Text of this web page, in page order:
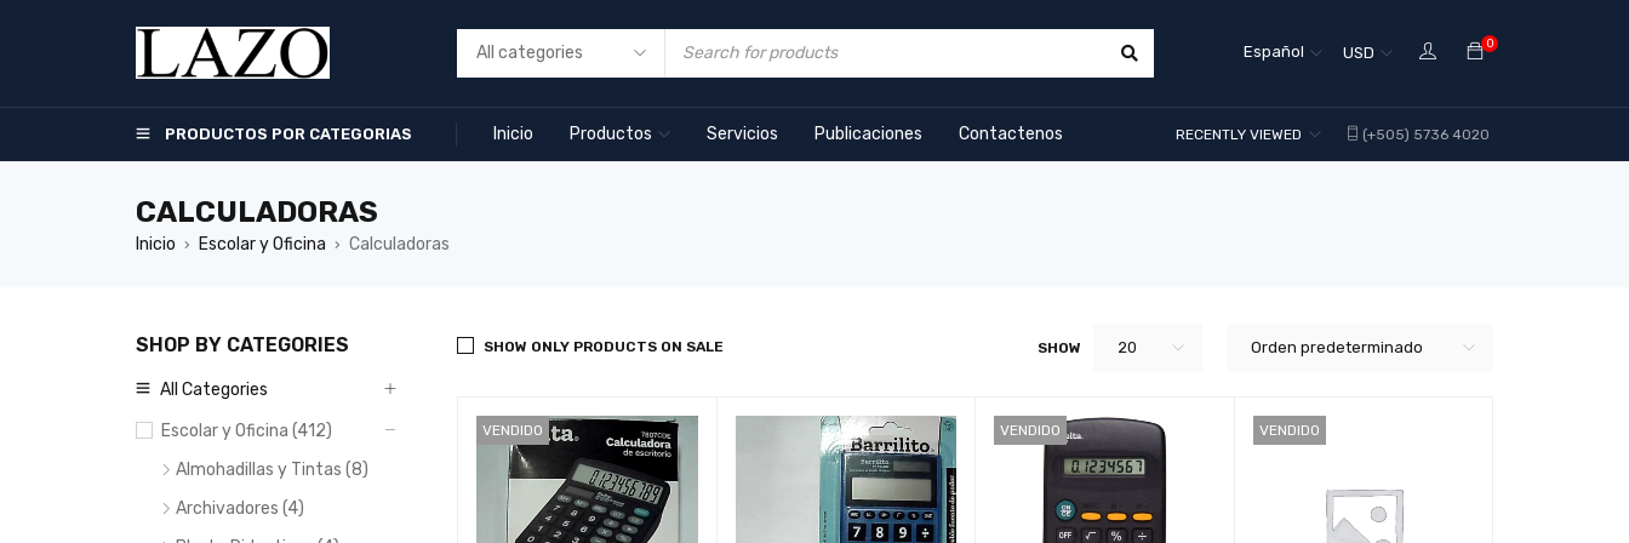
0
USD
Español
PRODUCTOS POR CATEGORIAS Inicio Productos Servicios Publicaciones Contactenos (+505) 5736 4020
RECENTLY VIEWED
CALCULADORAS
Inicio › Escolar y Oficina › Calculadoras
SHOP BY CATEGORIES
All Categories
Escolar y Oficina (412)
Almohadillas y Tintas (8)
Archivadores (4)
Orden predeterminado
SHOW 20
SHOW ONLY PRODUCTS ON SALE
VENDIDO VENDIDO VENDIDO